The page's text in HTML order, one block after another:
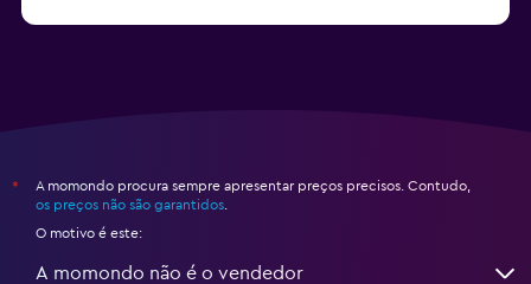
*
A momondo procura sempre apresentar preços precisos. Contudo,
os preços não são garantidos
O motivo é este:
A momondo não é o vendedor